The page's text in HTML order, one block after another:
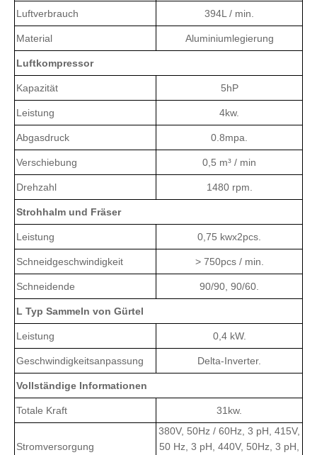
Luftkompressor
Kapazität 5hP
Leistung
Abgasdruck 0.8mpa.
Verschiebung 0,5 m³ / min
Drehzahl 1480 rpm.
Strohhalm und Fräser
Leistung 0,75 kwx2pcs.
Schneidgeschwindigkeit
Schneidende 90/90, 90/60.
L Typ Sammeln von Gürtel
Leistung 0,4 kW.
Geschwindigkeitsanpassung
Vollständige Informationen
Totale Kraft 31kw.
Stromversorgung
50 Hz, 3 pH, 440V, 50Hz, 3 pH,
220V, 60Hz, 3 pH
13,5x2.5x3m.